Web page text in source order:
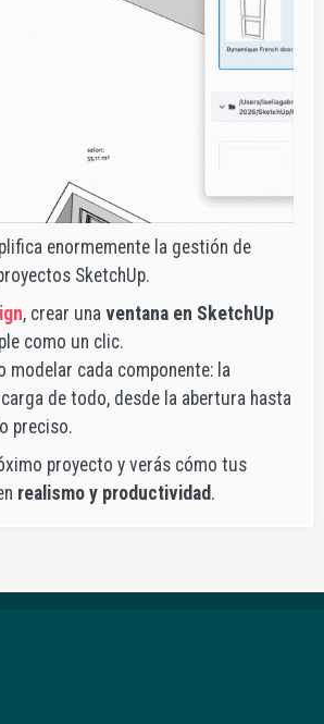
enormemente la gestión de
SketchUp.
, crear una ventana en SketchUp
como un clic.
modelar cada componente: la
de todo, desde la abertura hasta
preciso.
proyecto y verás cómo tus
realismo y productividad .